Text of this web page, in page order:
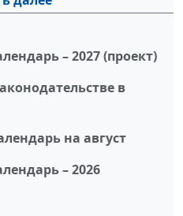
– 2027 (проект)
в
на август
– 2026